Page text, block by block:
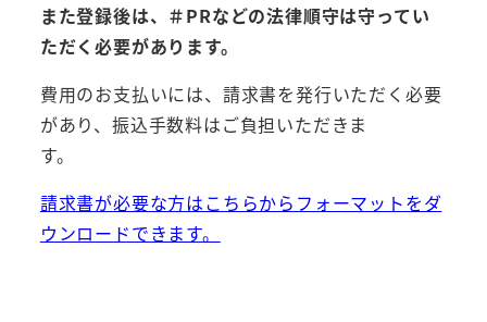
とします。
（２）当社は、登録希望者からの会員登録申
請に基づいて審査を行い、当社が承認するこ
とで正式に当社所属の会員となります。審査の
結果、ご希望に沿えない場合もありますので
（３）当社は会員から提供された情報及び当
該会員のSNSアカウント上の情報（画像や動
また登録後は、＃PRなどの法律順守は守ってい
ただく必要があります。
費用のお支払いには、請求書を発行いただく必要
があり、振込手数料はご負担いただきま
す。
請求書が必要な方はこちらからフォーマットをダ
ウンロードできます。